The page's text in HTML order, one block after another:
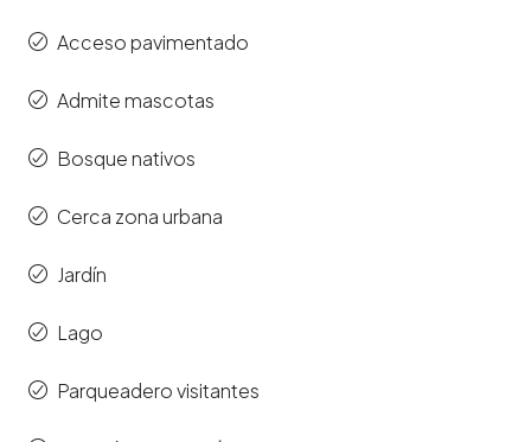
Acceso pavimentado
Admite mascotas
Bosque nativos
Cerca zona urbana
Jardín
Lago
Parqueadero visitantes